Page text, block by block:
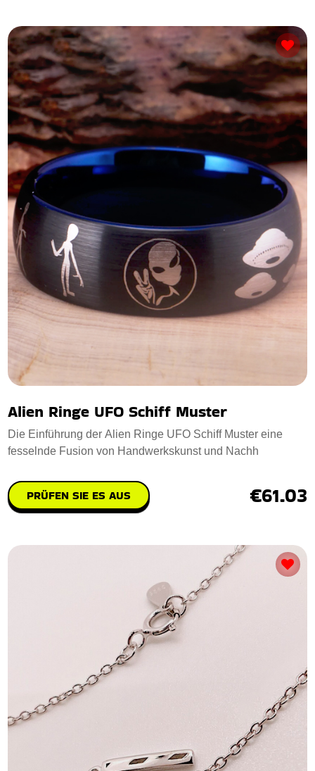
Alien Ringe UFO Schiff Muster
Die Einführung der Alien Ringe UFO Schiff Muster eine
fesselnde Fusion von Handwerkskunst und Nachh
PRÜFEN SIE ES AUS €61.03